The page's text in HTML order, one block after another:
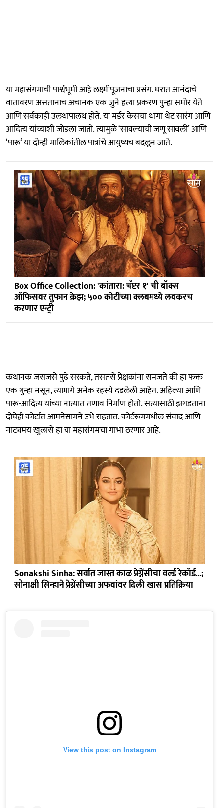
या महासंगमाची पार्श्वभूमी आहे लक्ष्मीपूजनाचा प्रसंग. घरात आनंदाचे
वातावरण असतानाच अचानक एक जुने हत्या प्रकरण पुन्हा समोर येते
आणि सर्वकाही उलथापालथ होते. या मर्डर केसचा धागा थेट सारंग आणि
आदित्य यांच्याशी जोडला जातो. त्यामुळे ‘सावल्याची जणू सावली’ आणि
‘पारू’ या दोन्ही मालिकांतील पात्रांचे आयुष्यच बदलून जाते.
Box Office Collection: 'कांतारा: चॅप्टर १' ची बॉक्स
ऑफिसवर तुफान क्रेझ; ५०० कोटींच्या क्लबमध्ये लवकरच
करणार एन्ट्री
कथानक जसजसे पुढे सरकते, तसतसे प्रेक्षकांना समजते की हा फक्त
एक गुन्हा नसून, त्यामागे अनेक रहस्ये दडलेली आहेत. अहिल्या आणि
पारू-आदित्य यांच्या नात्यात तणाव निर्माण होतो. सत्यासाठी झगडताना
दोघेही कोर्टात आमनेसामने उभे राहतात. कोर्टरूममधील संवाद आणि
नाट्यमय खुलासे हा या महासंगमचा गाभा ठरणार आहे.
Sonakshi Sinha: सर्वात जास्त काळ प्रेग्नेंसीचा वर्ल्ड रेकॉर्ड...;
सोनाक्षी सिन्हाने प्रेग्नेंसीच्या अफवांवर दिली खास प्रतिक्रिया
View this post on Instagram